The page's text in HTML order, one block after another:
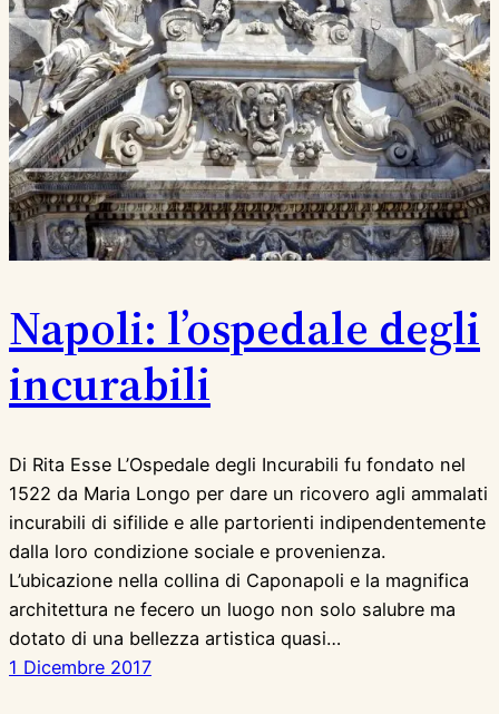
Napoli: l’ospedale degli
incurabili
Di Rita Esse L’Ospedale degli Incurabili fu fondato nel
1522 da Maria Longo per dare un ricovero agli ammalati
incurabili di sifilide e alle partorienti indipendentemente
dalla loro condizione sociale e provenienza.
L’ubicazione nella collina di Caponapoli e la magnifica
architettura ne fecero un luogo non solo salubre ma
dotato di una bellezza artistica quasi…
1 Dicembre 2017